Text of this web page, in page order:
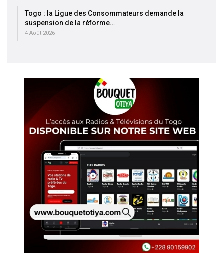
Togo : la Ligue des Consommateurs demande la
suspension de la réforme…
4 Août 2026